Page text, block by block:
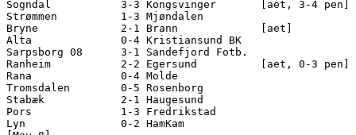
Sogndal           3-3 Kongsvinger       [aet, 3-4 pen]
Strømmen          1-3 Mjøndalen
Bryne             2-1 Brann             [aet]
Alta              0-4 Kristiansund BK
Sarpsborg 08      3-1 Sandefjord Fotb.
Ranheim           2-2 Egersund          [aet, 0-3 pen]
Rana              0-4 Molde
Tromsdalen        0-5 Rosenborg
Stabæk            2-1 Haugesund
Pors              1-3 Fredrikstad
Lyn               0-2 HamKam